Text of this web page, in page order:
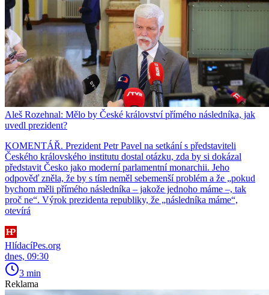
Aleš Rozehnal: Mělo by České království přímého následníka, jak
uvedl prezident?
KOMENTÁŘ. Prezident Petr Pavel na setkání s představiteli
Českého královského institutu dostal otázku, zda by si dokázal
představit Česko jako moderní parlamentní monarchii. Jeho
odpověď zněla, že by s tím neměl sebemenší problém a že „pokud
bychom měli přímého následníka – jakože jednoho máme –, tak
proč ne“. Výrok prezidenta republiky, že „následníka máme“,
otevírá
HlídacíPes.org
dnes, 09:30
3 min
Reklama